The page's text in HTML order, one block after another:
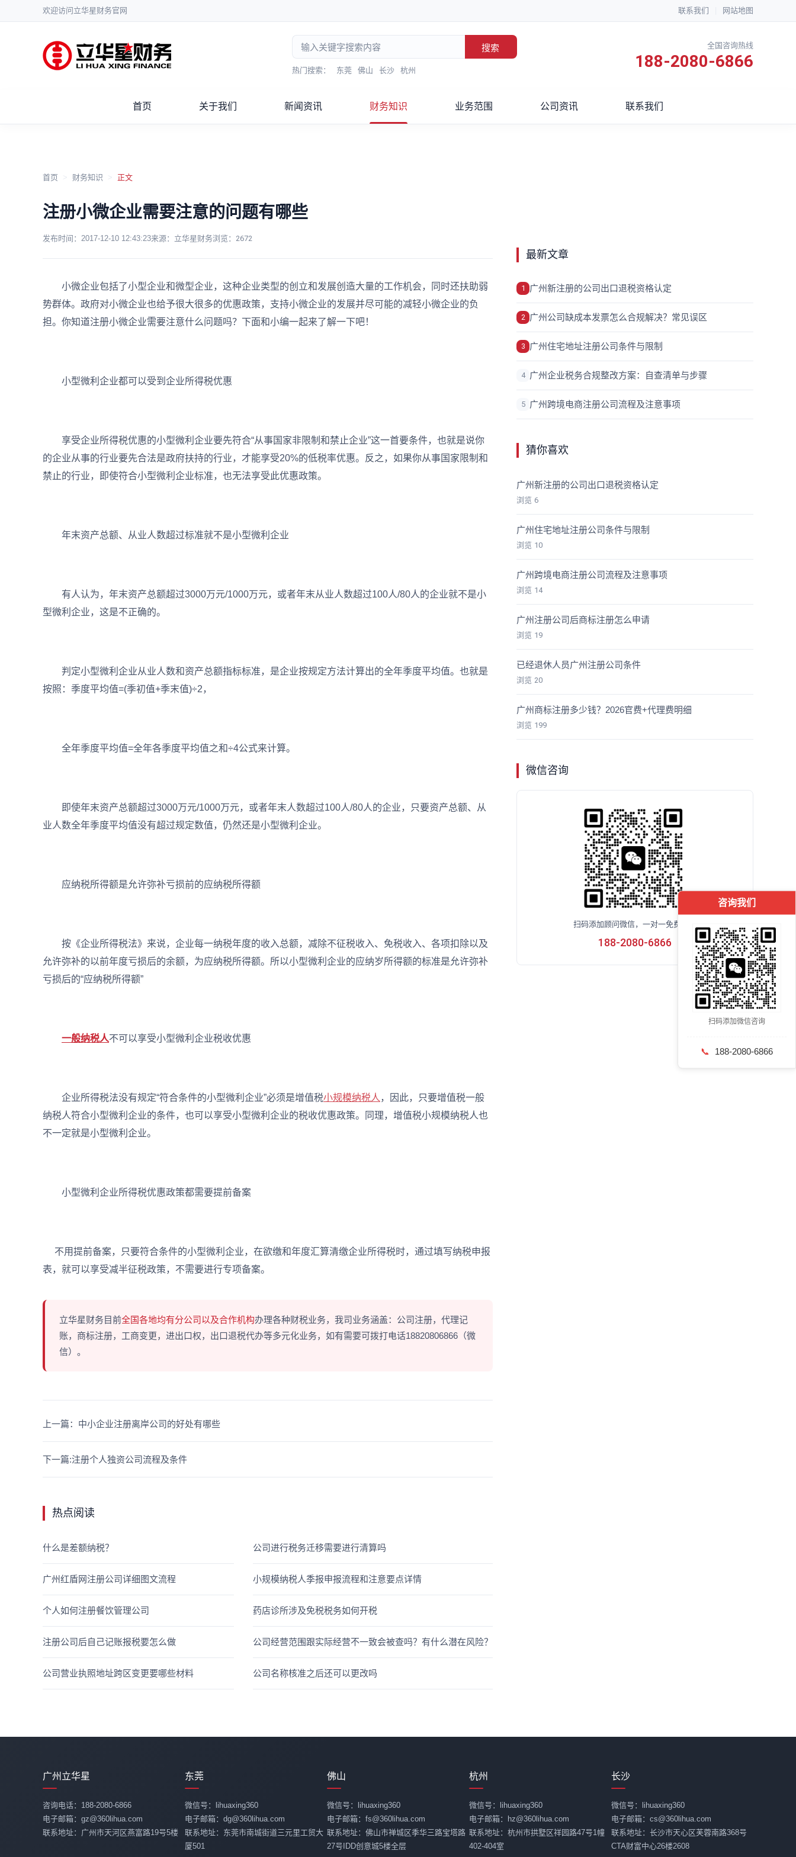
欢迎访问立华星财务官网 联系我们 网站地图
搜索
热门搜索： 东莞 佛山 长沙 杭州
全国咨询热线
188-2080-6866
首页 关于我们 新闻资讯 财务知识 业务范围 公司资讯 联系我们
首页 财务知识 正文
注册小微企业需要注意的问题有哪些
发布时间： 2017-12-10 12:43:23来源：立华星财务浏览： 2672
小微企业包括了小型企业和微型企业，这种企业类型的创立和发展创造大量的工作机会，同时还扶助弱
势群体。政府对小微企业也给予很大很多的优惠政策，支持小微企业的发展并尽可能的减轻小微企业的负
担。你知道注册小微企业需要注意什么问题吗？下面和小编一起来了解一下吧！
小型微利企业都可以受到企业所得税优惠
享受企业所得税优惠的小型微利企业要先符合“从事国家非限制和禁止企业”这一首要条件，也就是说你
的企业从事的行业要先合法是政府扶持的行业，才能享受20%的低税率优惠。反之，如果你从事国家限制和
禁止的行业，即使符合小型微利企业标准，也无法享受此优惠政策。
年末资产总额、从业人数超过标准就不是小型微利企业
有人认为，年末资产总额超过3000万元/1000万元，或者年末从业人数超过100人/80人的企业就不是小
型微利企业，这是不正确的。
判定小型微利企业从业人数和资产总额指标标准，是企业按规定方法计算出的全年季度平均值。也就是
按照：季度平均值=(季初值+季末值)÷2，
全年季度平均值=全年各季度平均值之和÷4公式来计算。
即使年末资产总额超过3000万元/1000万元，或者年末人数超过100人/80人的企业，只要资产总额、从
业人数全年季度平均值没有超过规定数值，仍然还是小型微利企业。
应纳税所得额是允许弥补亏损前的应纳税所得额
按《企业所得税法》来说，企业每一纳税年度的收入总额，减除不征税收入、免税收入、各项扣除以及
允许弥补的以前年度亏损后的余额，为应纳税所得额。所以小型微利企业的应纳岁所得额的标准是允许弥补
亏损后的“应纳税所得额”
一般纳税人不可以享受小型微利企业税收优惠
企业所得税法没有规定“符合条件的小型微利企业”必须是增值税小规模纳税人 ，因此，只要增值税一般
纳税人符合小型微利企业的条件，也可以享受小型微利企业的税收优惠政策。同理，增值税小规模纳税人也
不一定就是小型微利企业。
小型微利企业所得税优惠政策都需要提前备案
不用提前备案，只要符合条件的小型微利企业，在欲缴和年度汇算清缴企业所得税时，通过填写纳税申报
表，就可以享受减半征税政策，不需要进行专项备案。
立华星财务目前全国各地均有分公司以及合作机构办理各种财税业务，我司业务涵盖：公司注册，代理记
账，商标注册，工商变更，进出口权，出口退税代办等多元化业务，如有需要可拨打电话18820806866（微
信）。
下一篇:注册个人独资公司流程及条件
上一篇：中小企业注册离岸公司的好处有哪些
热点阅读
什么是差额纳税？ 公司进行税务迁移需要进行清算吗
广州红盾网注册公司详细图文流程 小规模纳税人季报申报流程和注意要点详情
个人如何注册餐饮管理公司 药店诊所涉及免税税务如何开税
注册公司后自己记账报税要怎么做 公司经营范围跟实际经营不一致会被查吗？有什么潜在风险？
公司营业执照地址跨区变更要哪些材料 公司名称核准之后还可以更改吗
最新文章
1 广州新注册的公司出口退税资格认定
2 广州公司缺成本发票怎么合规解决？常见误区
3 广州住宅地址注册公司条件与限制
4 广州企业税务合规整改方案：自查清单与步骤
5 广州跨境电商注册公司流程及注意事项
猜你喜欢
广州新注册的公司出口退税资格认定
浏览 6
广州住宅地址注册公司条件与限制
浏览 10
广州跨境电商注册公司流程及注意事项
浏览 14
广州注册公司后商标注册怎么申请
浏览 19
已经退休人员广州注册公司条件
浏览 20
广州商标注册多少钱？2026官费+代理费明细
浏览 199
微信咨询
扫码添加顾问微信，一对一免费咨询
188-2080-6866
咨询我们
扫码添加微信咨询
📞 188-2080-6866
广州立华星
咨询电话：188-2080-6866
电子邮箱：gz@360lihua.com
联系地址：广州市天河区燕富路19号5楼
东莞
微信号：lihuaxing360
电子邮箱：dg@360lihua.com
联系地址：东莞市南城街道三元里工贸大
厦501
佛山
微信号：lihuaxing360
电子邮箱：fs@360lihua.com
联系地址：佛山市禅城区季华三路宝塔路
27号IDD创意城5楼全层
杭州
微信号：lihuaxing360
电子邮箱：hz@360lihua.com
联系地址：杭州市拱墅区祥园路47号1幢
402-404室
长沙
微信号：lihuaxing360
电子邮箱：cs@360lihua.com
联系地址：长沙市天心区芙蓉南路368号
CTA财富中心26楼2608